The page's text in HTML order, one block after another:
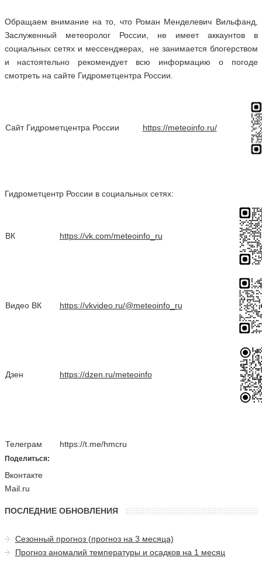
Обращаем внимание на то, что Роман Менделевич Вильфанд,
Заслуженный метеоролог России, не имеет аккаунтов в
социальных сетях и мессенджерах, не занимается блогерством
и настоятельно рекомендует всю информацию о погоде
смотреть на сайте Гидрометцентра России.
Сайт Гидрометцентра России https://meteoinfo.ru/
Гидрометцентр России в социальных сетях:
ВК https://vk.com/meteoinfo_ru
Видео ВК https://vkvideo.ru/@meteoinfo_ru
Дзен https://dzen.ru/meteoinfo
Телеграм https://t.me/hmcru
Поделиться:
Вконтакте
Mail.ru
ПОСЛЕДНИЕ ОБНОВЛЕНИЯ
Сезонный прогноз (прогноз на 3 месяца)
Прогноз аномалий температуры и осадков на 1 месяц